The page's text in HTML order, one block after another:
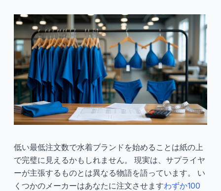
教えてくれないこと
2025-02 ダユ
今すぐ相談
低い最低注文数で水着ブランドを始めることは紙の上
で完璧に見えるかもしれません。 現実は、サプライヤ
ーが主張するものとは異なる物語を語っています。 い
くつかのメーカーはあなたに注文させますわずか100